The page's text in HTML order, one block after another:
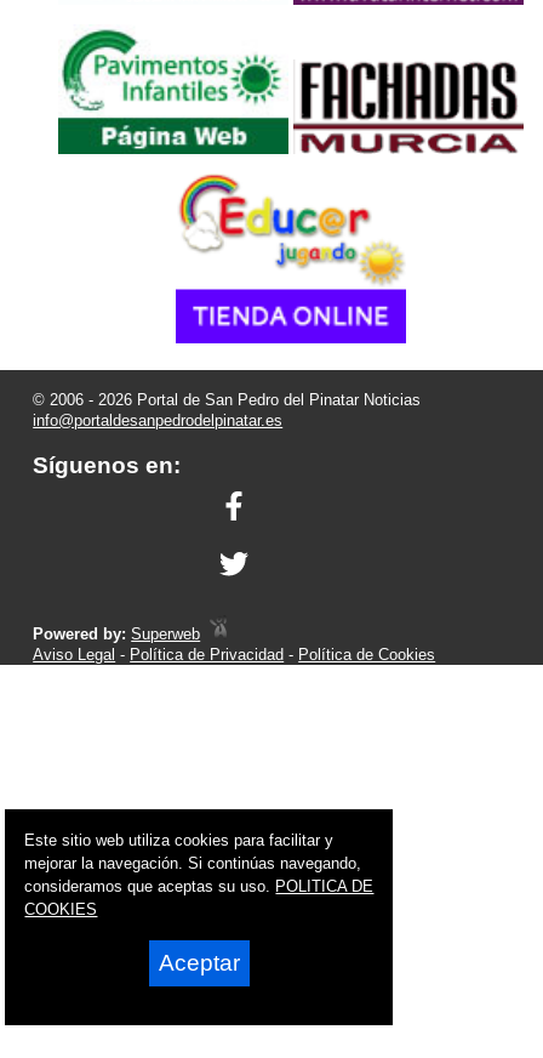
© 2006 - 2026 Portal de San Pedro del Pinatar Noticias
info@portaldesanpedrodelpinatar.es
Síguenos en:
Powered by:Superweb
Aviso Legal - Política de Privacidad - Política de Cookies
Este sitio web utiliza cookies para facilitar y
mejorar la navegación. Si continúas navegando,
consideramos que aceptas su uso. POLITICA DE
COOKIES
Aceptar